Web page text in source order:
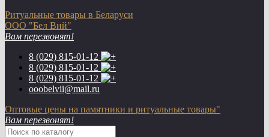
Ритуальные товары в Беларуси
ООО "Бел Вий"
Вам перезвонят!
8 (029) 815-01-12
8 (029) 815-01-12
8 (029) 815-01-12
ooobelvii@mail.ru
Оптовые цены на памятники и ритуальные товары"
Вам перезвонят!